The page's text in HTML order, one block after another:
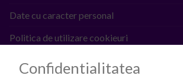
Date cu caracter personal
Politica de utilizare cookieuri
Confidentialitatea